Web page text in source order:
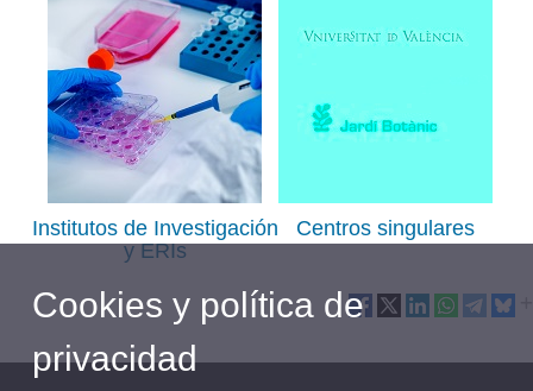
Institutos de Investigación
y ERIs
Centros singulares
Cookies y política de
privacidad